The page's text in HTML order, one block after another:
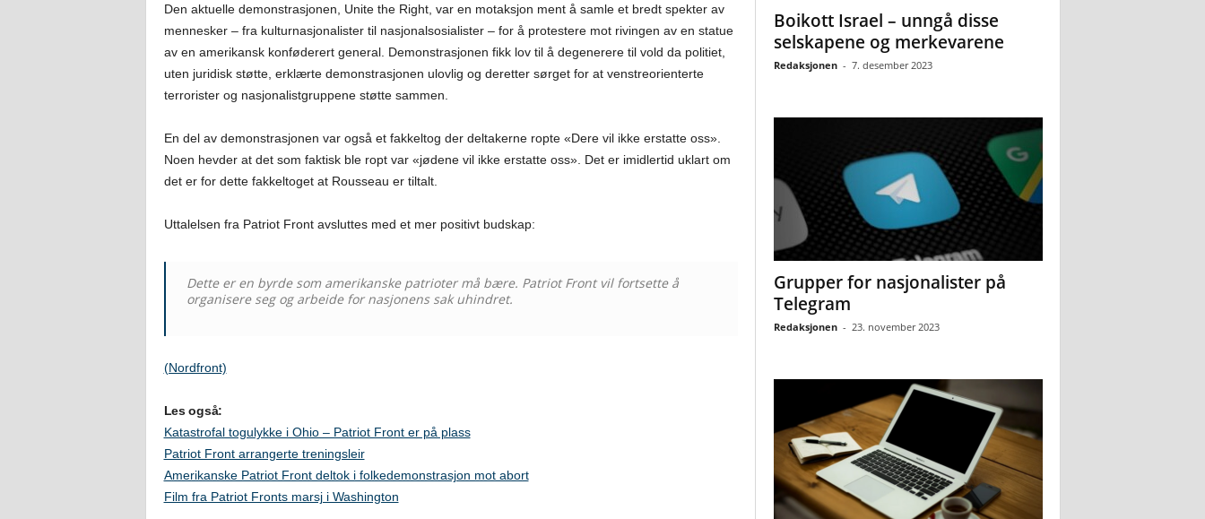
Den aktuelle demonstrasjonen, Unite the Right, var en motaksjon ment å samle et bredt spekter av
mennesker – fra kulturnasjonalister til nasjonalsosialister – for å protestere mot rivingen av en statue
av en amerikansk konføderert general. Demonstrasjonen fikk lov til å degenerere til vold da politiet,
uten juridisk støtte, erklærte demonstrasjonen ulovlig og deretter sørget for at venstreorienterte
terrorister og nasjonalistgruppene støtte sammen.
En del av demonstrasjonen var også et fakkeltog der deltakerne ropte «Dere vil ikke erstatte oss».
Noen hevder at det som faktisk ble ropt var «jødene vil ikke erstatte oss». Det er imidlertid uklart om
det er for dette fakkeltoget at Rousseau er tiltalt.
Uttalelsen fra Patriot Front avsluttes med et mer positivt budskap:
Dette er en byrde som amerikanske patrioter må bære. Patriot Front vil fortsette å
organisere seg og arbeide for nasjonens sak uhindret.
(Nordfront)
Les også:
Katastrofal togulykke i Ohio – Patriot Front er på plass
Patriot Front arrangerte treningsleir
Amerikanske Patriot Front deltok i folkedemonstrasjon mot abort
Film fra Patriot Fronts marsj i Washington
Boikott Israel – unngå disse
selskapene og merkevarene
Redaksjonen - 7. desember 2023
Grupper for nasjonalister på
Telegram
Redaksjonen - 23. november 2023